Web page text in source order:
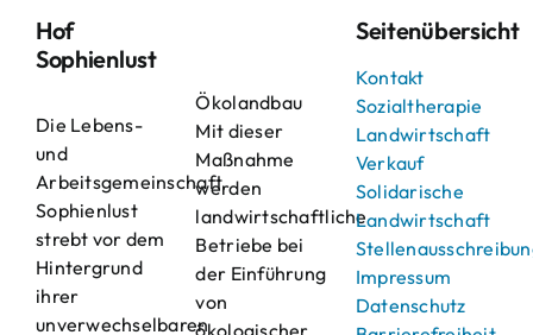
Hof
Sophienlust
Die Lebens-
und
Arbeitsgemeinschaft
Sophienlust
strebt vor dem
Hintergrund
ihrer
unverwechselbaren
Ökolandbau
Mit dieser
Maßnahme
werden
landwirtschaftliche
Betriebe bei
der Einführung
von
Seitenübersicht
Kontakt
Sozialtherapie
Landwirtschaft
Verkauf
Solidarische
Landwirtschaft
Impressum
Datenschutz